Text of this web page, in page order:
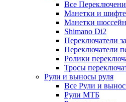
Все
Манетки и
Манетки
Shimano Di2
Переключатели
Переключатели
Ролики
Тросы
Рули и выносы руля
Все Рули и
Рули МТБ